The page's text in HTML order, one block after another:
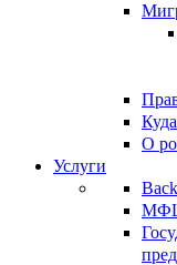
О
Услуги
Back